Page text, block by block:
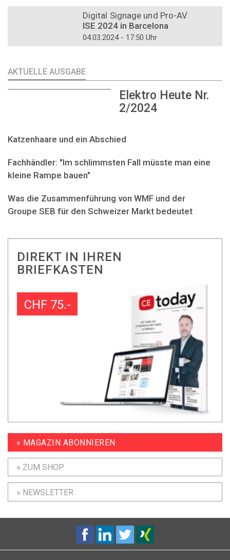
Digital Signage und Pro-AV
ISE 2024 in Barcelona
04.03.2024 - 17:50 Uhr
AKTUELLE AUSGABE
Elektro Heute Nr.
2/2024
Katzenhaare und ein Abschied
Fachhändler: "Im schlimmsten Fall müsste man eine
kleine Rampe bauen"
Was die Zusammenführung von WMF und der
Groupe SEB für den Schweizer Markt bedeutet
DIREKT IN IHREN
BRIEFKASTEN
CHF 75.-
» MAGAZIN ABONNIEREN
» ZUM SHOP
» NEWSLETTER